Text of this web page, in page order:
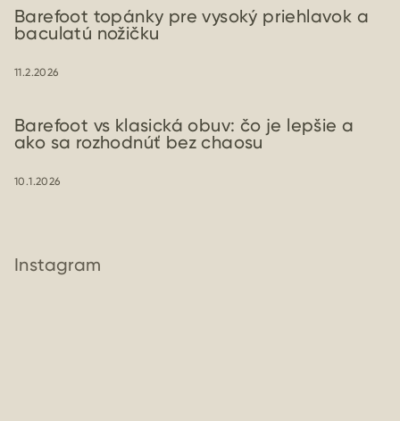
Barefoot topánky pre vysoký priehlavok a
baculatú nožičku
11.2.2026
Barefoot vs klasická obuv: čo je lepšie a
ako sa rozhodnúť bez chaosu
10.1.2026
Instagram